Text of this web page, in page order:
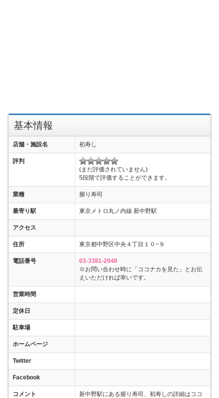
基本情報
店舗・施設名 初寿し
評判
(まだ評価されていません)
5段階で評価することができます。
業種 握り寿司
最寄り駅 東京メトロ丸ノ内線 新中野駅
アクセス
住所 東京都中野区中央４丁目１０−９
電話番号
03-3381-2048
※お問い合わせ時に「ココナカを見た」とお伝
えいただければ幸いです。
営業時間
定休日
駐車場
ホームページ
Twitter
Facebook
コメント
新中野駅にある握り寿司、初寿しの詳細はココ